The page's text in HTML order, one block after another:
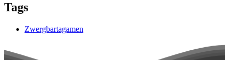
Tags
Zwergbartagamen